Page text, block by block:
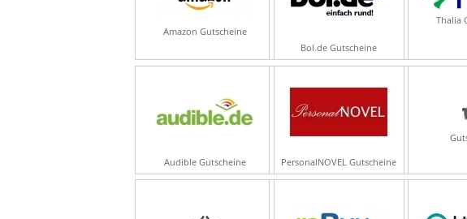
Amazon Gutscheine
Bol.de Gutscheine
Thalia
Audible Gutscheine PersonalNOVEL Gutscheine